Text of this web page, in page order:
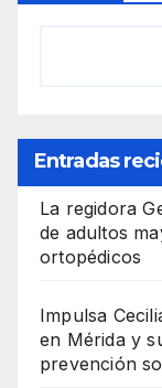
Entradas
La regidora
de adultos
ortopédicos
Impulsa
en Mérida y
prevención